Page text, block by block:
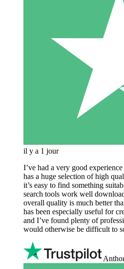
il y a 1 jour
I’ve had a very good
has a huge selection of high
it’s easy to find something
search tools work well
overall quality is much better
has been especially useful for
and I’ve found plenty of
would otherwise be difficult to